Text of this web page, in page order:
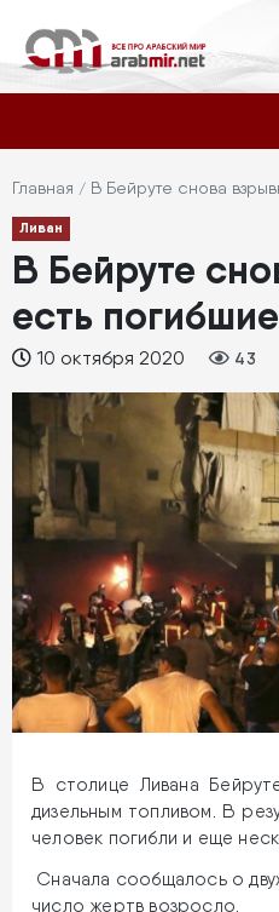
основному
содержанию
Меню
учётной
пользователя
навигация
Строка
навигации
Главная В Бейруте снова
Ливан
В Бейруте
есть
10 октября 2020 43
В столице Ливана
дизельным топливом. В
человек погибли и еще
Сначала сообщалось о
число жертв возросло.